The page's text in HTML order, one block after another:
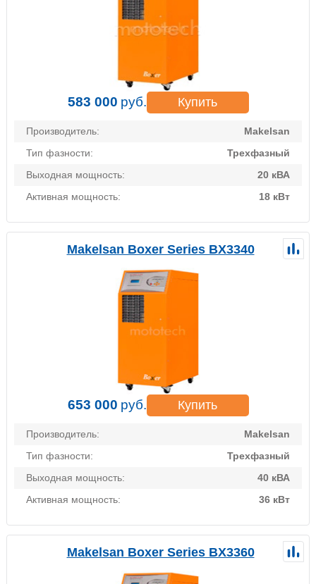
583 000 руб. Купить
Производитель:
Makelsan
Тип фазности:
Трехфазный
Выходная мощность:
20 кВА
Активная мощность:
18 кВт
Makelsan Boxer Series BX3340
653 000 руб. Купить
Производитель:
Makelsan
Тип фазности:
Трехфазный
Выходная мощность:
40 кВА
Активная мощность:
36 кВт
Makelsan Boxer Series BX3360